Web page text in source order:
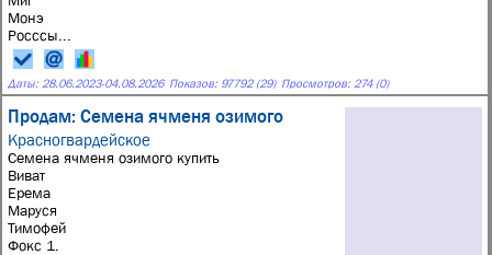
Монэ
Росссы...
Даты: 28.06.2023-04.08.2026 Показов: 97792 (29) Просмотров: 274 (0)
Продам: Семена ячменя озимого
Красногвардейское
Семена ячменя озимого купить
Виват
Ерема
Маруся
Тимофей
Фокс 1.